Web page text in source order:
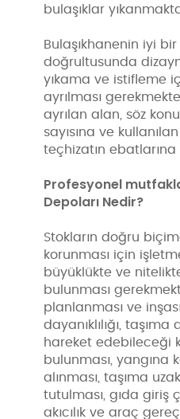
bulaşıklar
Bulaşıkhanenin iyi bir
doğrultusunda
yıkama ve istifleme
ayrılması
ayrılan alan, söz
sayısına ve
teçhizatın
Profesyonel
Depoları Nedir?
Stokların doğru
korunması için
büyüklükte ve
bulunması
planlanması ve
dayanıklılığı,
hareket edebileceği
bulunması, yangına
alınması, taşıma
tutulması, gıda giriş
akıcılık ve araç